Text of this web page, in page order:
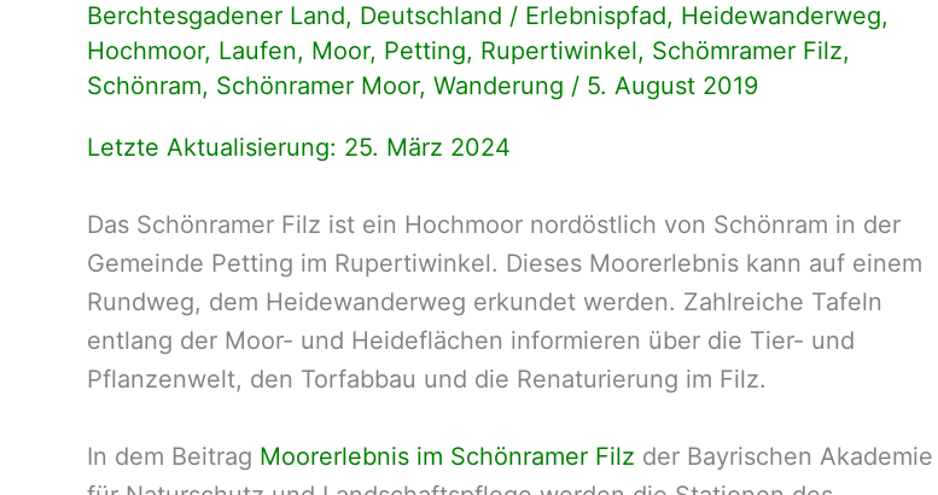
Berchtesgadener Land, Deutschland / Erlebnispfad, Heidewanderweg,
Hochmoor, Laufen, Moor, Petting, Rupertiwinkel, Schömramer Filz,
Schönram, Schönramer Moor, Wanderung / 5. August 2019
Letzte Aktualisierung: 25. März 2024
Das Schönramer Filz ist ein Hochmoor nordöstlich von Schönram in der
Gemeinde Petting im Rupertiwinkel. Dieses Moorerlebnis kann auf einem
Rundweg, dem Heidewanderweg erkundet werden. Zahlreiche Tafeln
entlang der Moor- und Heideflächen informieren über die Tier- und
Pflanzenwelt, den Torfabbau und die Renaturierung im Filz.
In dem Beitrag Moorerlebnis im Schönramer Filz der Bayrischen Akademie